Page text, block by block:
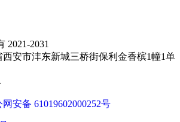
2021-2031
安市沣东新城三桥街保利金香槟1幢1单
网安备 61019602000252号